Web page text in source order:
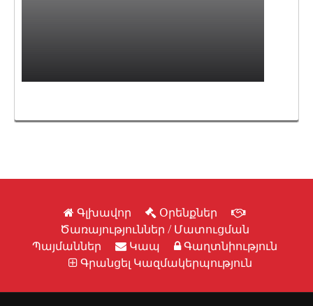
Գլխավոր
Օրենքներ
Ծառայություններ / Մատուցման
Պայմաններ
Կապ
Գաղտնիություն
Գրանցել Կազմակերպություն